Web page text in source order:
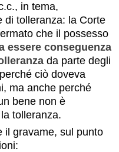
in tema,
di tolleranza: la Corte
che il possesso
essere conseguenza
da parte degli
ciò doveva
ma anche perché
bene non è
tolleranza.
il gravame, sul punto